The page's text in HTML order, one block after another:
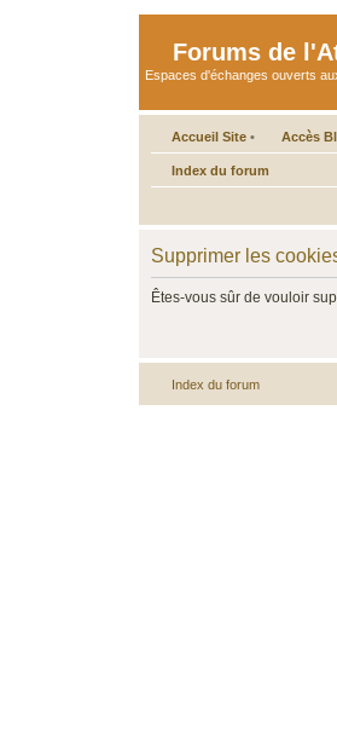
Forums de
Espaces d'échanges ouverts
Accueil Site • Accès
Index du forum
Supprimer les
Êtes-vous sûr de vouloir
Index du forum